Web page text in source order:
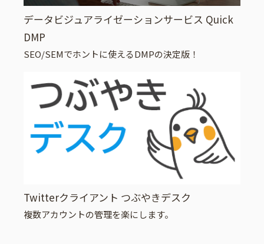
データビジュアライゼーションサービス Quick
DMP
SEO/SEMでホントに使えるDMPの決定版！
Twitterクライアント つぶやきデスク
複数アカウントの管理を楽にします。